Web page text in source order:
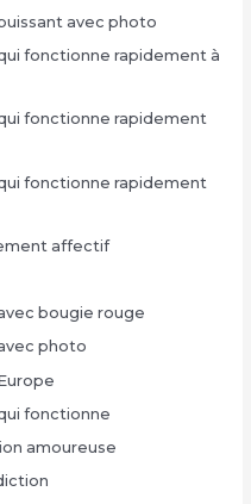
avec photo
fonctionne rapidement à
fonctionne rapidement
fonctionne rapidement
affectif
bougie rouge
photo
fonctionne
amoureuse